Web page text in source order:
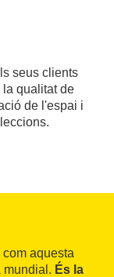
seus clients
la qualitat de
de l'espai i
aquesta
mundial. És la